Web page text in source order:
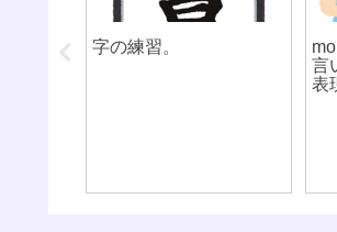
せる意
字の練習。
言
表